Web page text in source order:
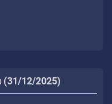
(31/12/2025)